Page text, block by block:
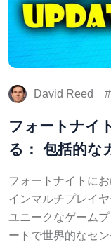
David Reed
フォートナイ
る： 包括的な
フォートナイトに
インマルチプレイ
ユニークなゲーム
ートで世界的なセ